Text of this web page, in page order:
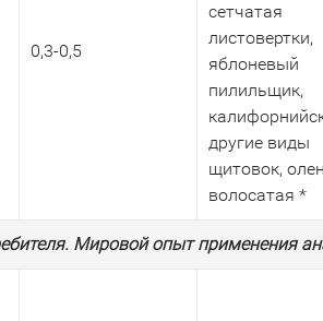
0,3-0,5
сетчатая
листовертки,
яблоневый
пилильщик,
другие виды
щитовок,
волосатая *
Мировой опыт применения